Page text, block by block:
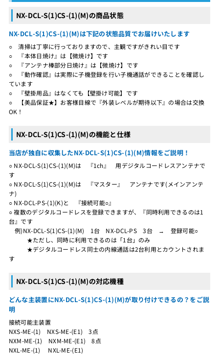
NX-DCL-S(1)CS-(1)(M)の商品状態
NX-DCL-S(1)CS-(1)(M)は下記の状態品質でお届けいたします
○ 清掃は丁寧に行っておりますので、主観ですがきれい目です
○ 『本体日焼け』は【微焼け】です
○ 『アンテナ棒部分日焼け』は【微焼け】です
○ 『動作確認』は実際に子機登録を行い子機通話ができることを確認し
ています
○ 『壁掛用品』はなくても【壁掛け可能】です
○ 【美品保証★】お客様目線で『外装レベルが期待以下』の場合は交換
OK！
NX-DCL-S(1)CS-(1)(M)の機能と仕様
当店が独自に収集したNX-DCL-S(1)CS-(1)(M)情報をご説明！
○ NX-DCL-S(1)CS-(1)(M)は 『1ch』 用デジタルコードレスアンテナで
す
○ NX-DCL-S(1)CS-(1)(M)は 『マスター』 アンテナです(メインアンテ
ナ)
○ NX-DCL-PS-(1)(K)と 『接続可能○』
○ 複数のデジタルコードレスを登録できますが、『同時利用できるのは1
台』です
例)NX-DCL-S(1)CS-(1)(M) 1台 NX-DCL-PS 3台 → 登録可能○
★ただし、同時に利用できるのは「1台」のみ
★デジタルコードレス同士の内線通話は2台利用とカウントされま
す
NX-DCL-S(1)CS-(1)(M)の対応機種
どんな主装置にNX-DCL-S(1)CS-(1)(M)が取り付けできるの？をご説
明
接続可能主装置
NXS-ME-(1) NXS-ME-(E1) 3点
NXM-ME-(1) NXM-ME-(E1) 8点
NXL-ME-(1) NXL-ME-(E1)